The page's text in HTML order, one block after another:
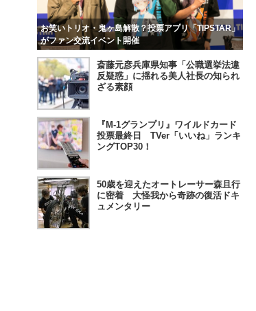
お笑いトリオ・鬼ヶ島解散？投票アプリ「TIPSTAR」
がファン交流イベント開催
斎藤元彦兵庫県知事「公職選挙法違
反疑惑」に揺れる美人社長の知られ
ざる素顔
『M-1グランプリ』ワイルドカード
投票最終日 TVer「いいね」ランキ
ングTOP30！
50歳を迎えたオートレーサー森且行
に密着 大怪我から奇跡の復活ドキ
ュメンタリー